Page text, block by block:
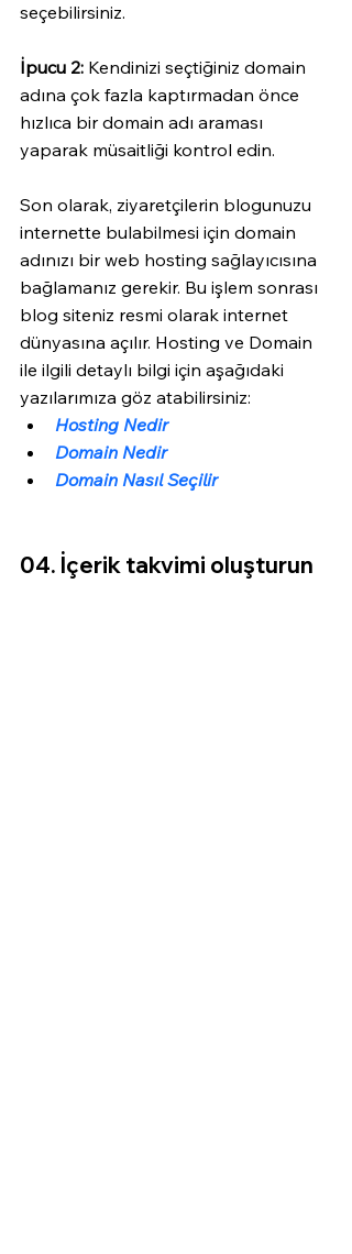
seçebilirsiniz.
İpucu 2: Kendinizi seçtiğiniz domain
adına çok fazla kaptırmadan önce
hızlıca bir domain adı araması
yaparak müsaitliği kontrol edin.
Son olarak, ziyaretçilerin blogunuzu
internette bulabilmesi için domain
adınızı bir web hosting sağlayıcısına
bağlamanız gerekir. Bu işlem sonrası
blog siteniz resmi olarak internet
dünyasına açılır. Hosting ve Domain
ile ilgili detaylı bilgi için aşağıdaki
yazılarımıza göz atabilirsiniz:
Hosting Nedir
Domain Nedir
Domain Nasıl Seçilir
04. İçerik takvimi oluşturun